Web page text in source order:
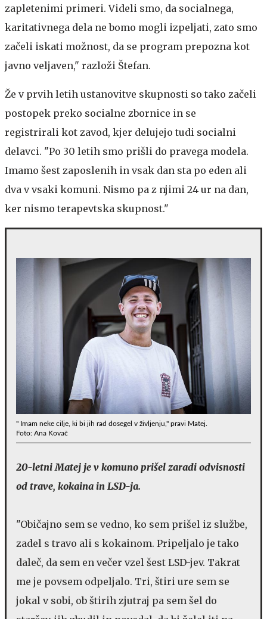
zapletenimi primeri. Videli smo, da socialnega,
karitativnega dela ne bomo mogli izpeljati, zato smo
začeli iskati možnost, da se program prepozna kot
javno veljaven," razloži Štefan.
Že v prvih letih ustanovitve skupnosti so tako začeli
postopek preko socialne zbornice in se
registrirali kot zavod, kjer delujejo tudi socialni
delavci. "Po 30 letih smo prišli do pravega modela.
Imamo šest zaposlenih in vsak dan sta po eden ali
dva v vsaki komuni. Nismo pa z njimi 24 ur na dan,
ker nismo terapevtska skupnost."
" Imam neke cilje, ki bi jih rad dosegel v življenju," pravi Matej.
Foto: Ana Kovač
20-letni Matej je v komuno prišel zaradi odvisnosti
od trave, kokaina in LSD-ja.
"Običajno sem se vedno, ko sem prišel iz službe,
zadel s travo ali s kokainom. Pripeljalo je tako
daleč, da sem en večer vzel šest LSD-jev. Takrat
me je povsem odpeljalo. Tri, štiri ure sem se
jokal v sobi, ob štirih zjutraj pa sem šel do